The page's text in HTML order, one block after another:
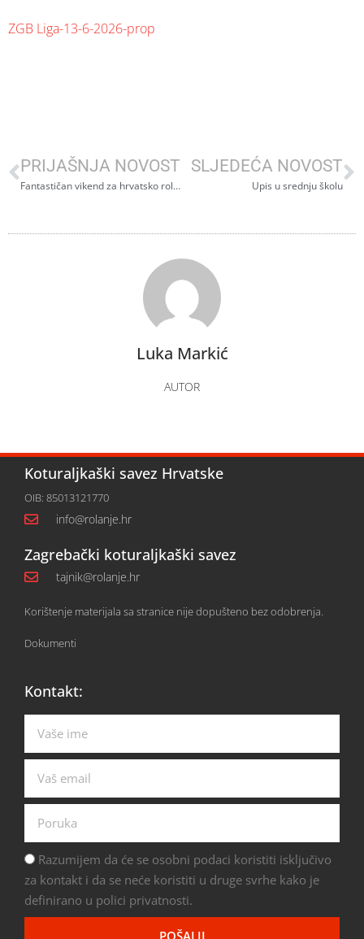
Luka Markić
AUTOR
ZGB Liga-13-6-2026-prop
PRIJAŠNJA NOVOST
Fantastičan vikend za hrvatsko rolanje: Tri zlata na europskim i svjetskim smotrama!
SLJEDEĆA NOVOST
Upis u srednju školu
Koturaljkaški savez Hrvatske
OIB: 85013121770
info@rolanje.hr
Zagrebački koturaljkaški savez
tajnik@rolanje.hr
Korištenje materijala sa stranice nije dopušteno bez odobrenja.
Dokumenti
Kontakt:
Razumijem da će se osobni podaci koristiti isključivo
za kontakt i da se neće koristiti u druge svrhe kako je
definirano u polici privatnosti.
POŠALJI